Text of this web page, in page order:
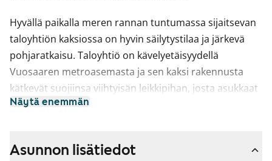
Hyvällä paikalla meren rannan tuntumassa sijaitsevan
taloyhtiön kaksiossa on hyvin säilytystilaa ja järkevä
pohjaratkaisu. Taloyhtiö on kävelyetäisyydellä
Vuosaaren metroasemasta ja sen kaksi rakennusta
kätkevät suojiinsa viihtyisän leikkipihan, josta asukkaat
ovat tehneet lasten liikennekaupungin.
neutraalin pohjan persoonalliselle tyylillesi. Asunnon
Näytä enemmän
Asunnon lisätiedot